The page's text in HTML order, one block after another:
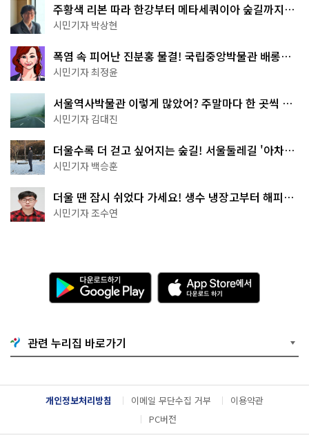
주황색 리본 따라 한강부터 메타세쿼이아 숲길까지…
서울둘레길 15코스
시민기자 박상현
폭염 속 피어난 진분홍 물결! 국립중앙박물관 배롱나
무 명소
시민기자 최정윤
서울역사박물관 이렇게 많았어? 주말마다 한 곳씩 떠
나는 역사 산책
시민기자 김대진
더울수록 더 걷고 싶어지는 숲길! 서울둘레길 '아차산
코스'
시민기자 백승훈
더울 땐 잠시 쉬었다 가세요! 생수 냉장고부터 해피소
·무더위쉼터까지
시민기자 조수연
다
운
로
기
G
o
g
l
e
l
A
p
p
e
서
다
운
드
관련 누리집 바로가기
개인정보처리방침 이메일 무단수집 거부
이용약관
PC버전